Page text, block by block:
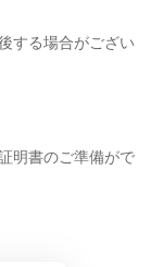
する場合がござい
明書のご準備がで